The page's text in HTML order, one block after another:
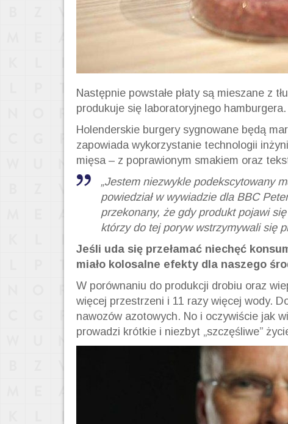
Następnie powstałe płaty są mieszane z
produkuje się laboratoryjnego hamburgera.
Holenderskie burgery sygnowane będą
zapowiada wykorzystanie technologii
mięsa – z poprawionym smakiem oraz
„Jestem niezwykle podekscytowany
powiedział w wywiadzie dla BBC
przekonany, że gdy produkt pojawi
którzy do tej poryw wstrzymywali się
Jeśli uda się przełamać niechęć
miało kolosalne efekty dla naszego
W porównaniu do produkcji drobiu oraz
więcej przestrzeni i 11 razy więcej wody.
nawozów azotowych. No i oczywiście jak
prowadzi krótkie i niezbyt „szczęśliwe”